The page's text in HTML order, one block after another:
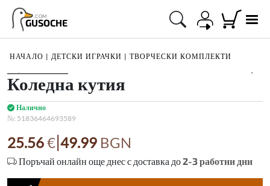
GUSOCHE
.COM
НАЧАЛО | ДЕТСКИ ИГРАЧКИ | ТВОРЧЕСКИ КОМПЛЕКТИ
1/6
Коледна кутия
Налично
№: 51836464693589
25.56€|49.99 BGN
Поръчай онлайн още днес с доставка до2-3работни дни